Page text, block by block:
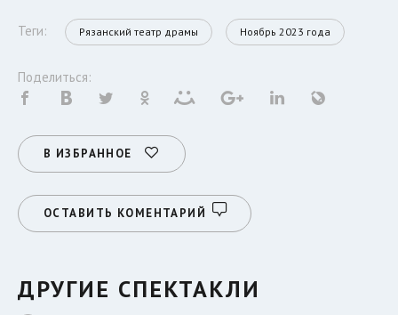
Теги: Рязанский театр драмы Ноябрь 2023 года
Поделиться:
В ИЗБРАННОЕ
ОСТАВИТЬ КОМЕНТАРИЙ
ДРУГИЕ СПЕКТАКЛИ